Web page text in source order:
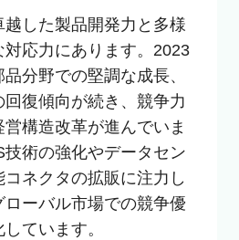
した製品開発力と多様
応力にあります。2023
分野での堅調な成長、
復傾向が続き、競争力
構造改革が進んでいま
術の強化やデータセン
ネクタの拡販に注力し
ーバル市場での競争優
ています。